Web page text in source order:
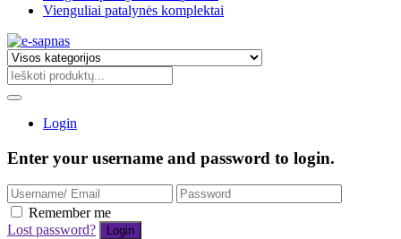
Vienguliai patalynės komplektai
Login
Enter your username and password to login.
Remember me
Lost password?